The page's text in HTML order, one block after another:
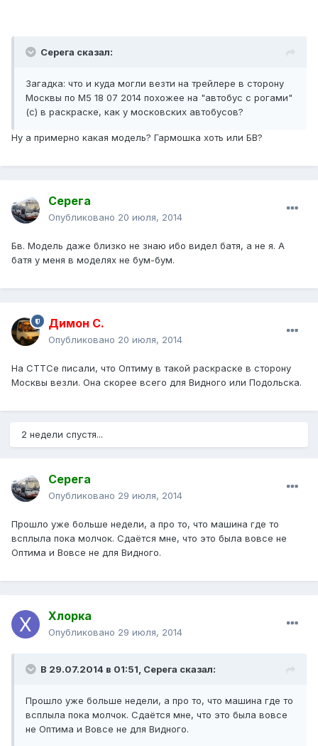
Серега сказал:
Загадка: что и куда могли везти на трейлере в сторону
Москвы по М5 18 07 2014 похожее на "автобус с рогами"
(с) в раскраске, как у московских автобусов?
Ну а примерно какая модель? Гармошка хоть или БВ?
Серега
Опубликовано 20 июля, 2014
Бв. Модель даже близко не знаю ибо видел батя, а не я. А
батя у меня в моделях не бум-бум.
Димон С.
Опубликовано 20 июля, 2014
На СТТСе писали, что Оптиму в такой раскраске в сторону
Москвы везли. Она скорее всего для Видного или Подольска.
2 недели спустя...
Серега
Опубликовано 29 июля, 2014
Прошло уже больше недели, а про то, что машина где то
всплыла пока молчок. Сдаётся мне, что это была вовсе не
Оптима и Вовсе не для Видного.
Хлорка
Опубликовано 29 июля, 2014
В 29.07.2014 в 01:51, Серега сказал:
Прошло уже больше недели, а про то, что машина где то
всплыла пока молчок. Сдаётся мне, что это была вовсе
не Оптима и Вовсе не для Видного.